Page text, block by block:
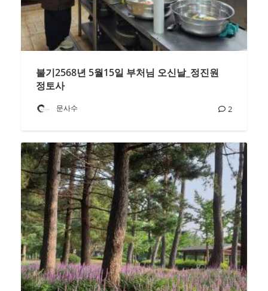
불기2568년 5월15일 부처님 오신날_정진원
정토사
문사수 2